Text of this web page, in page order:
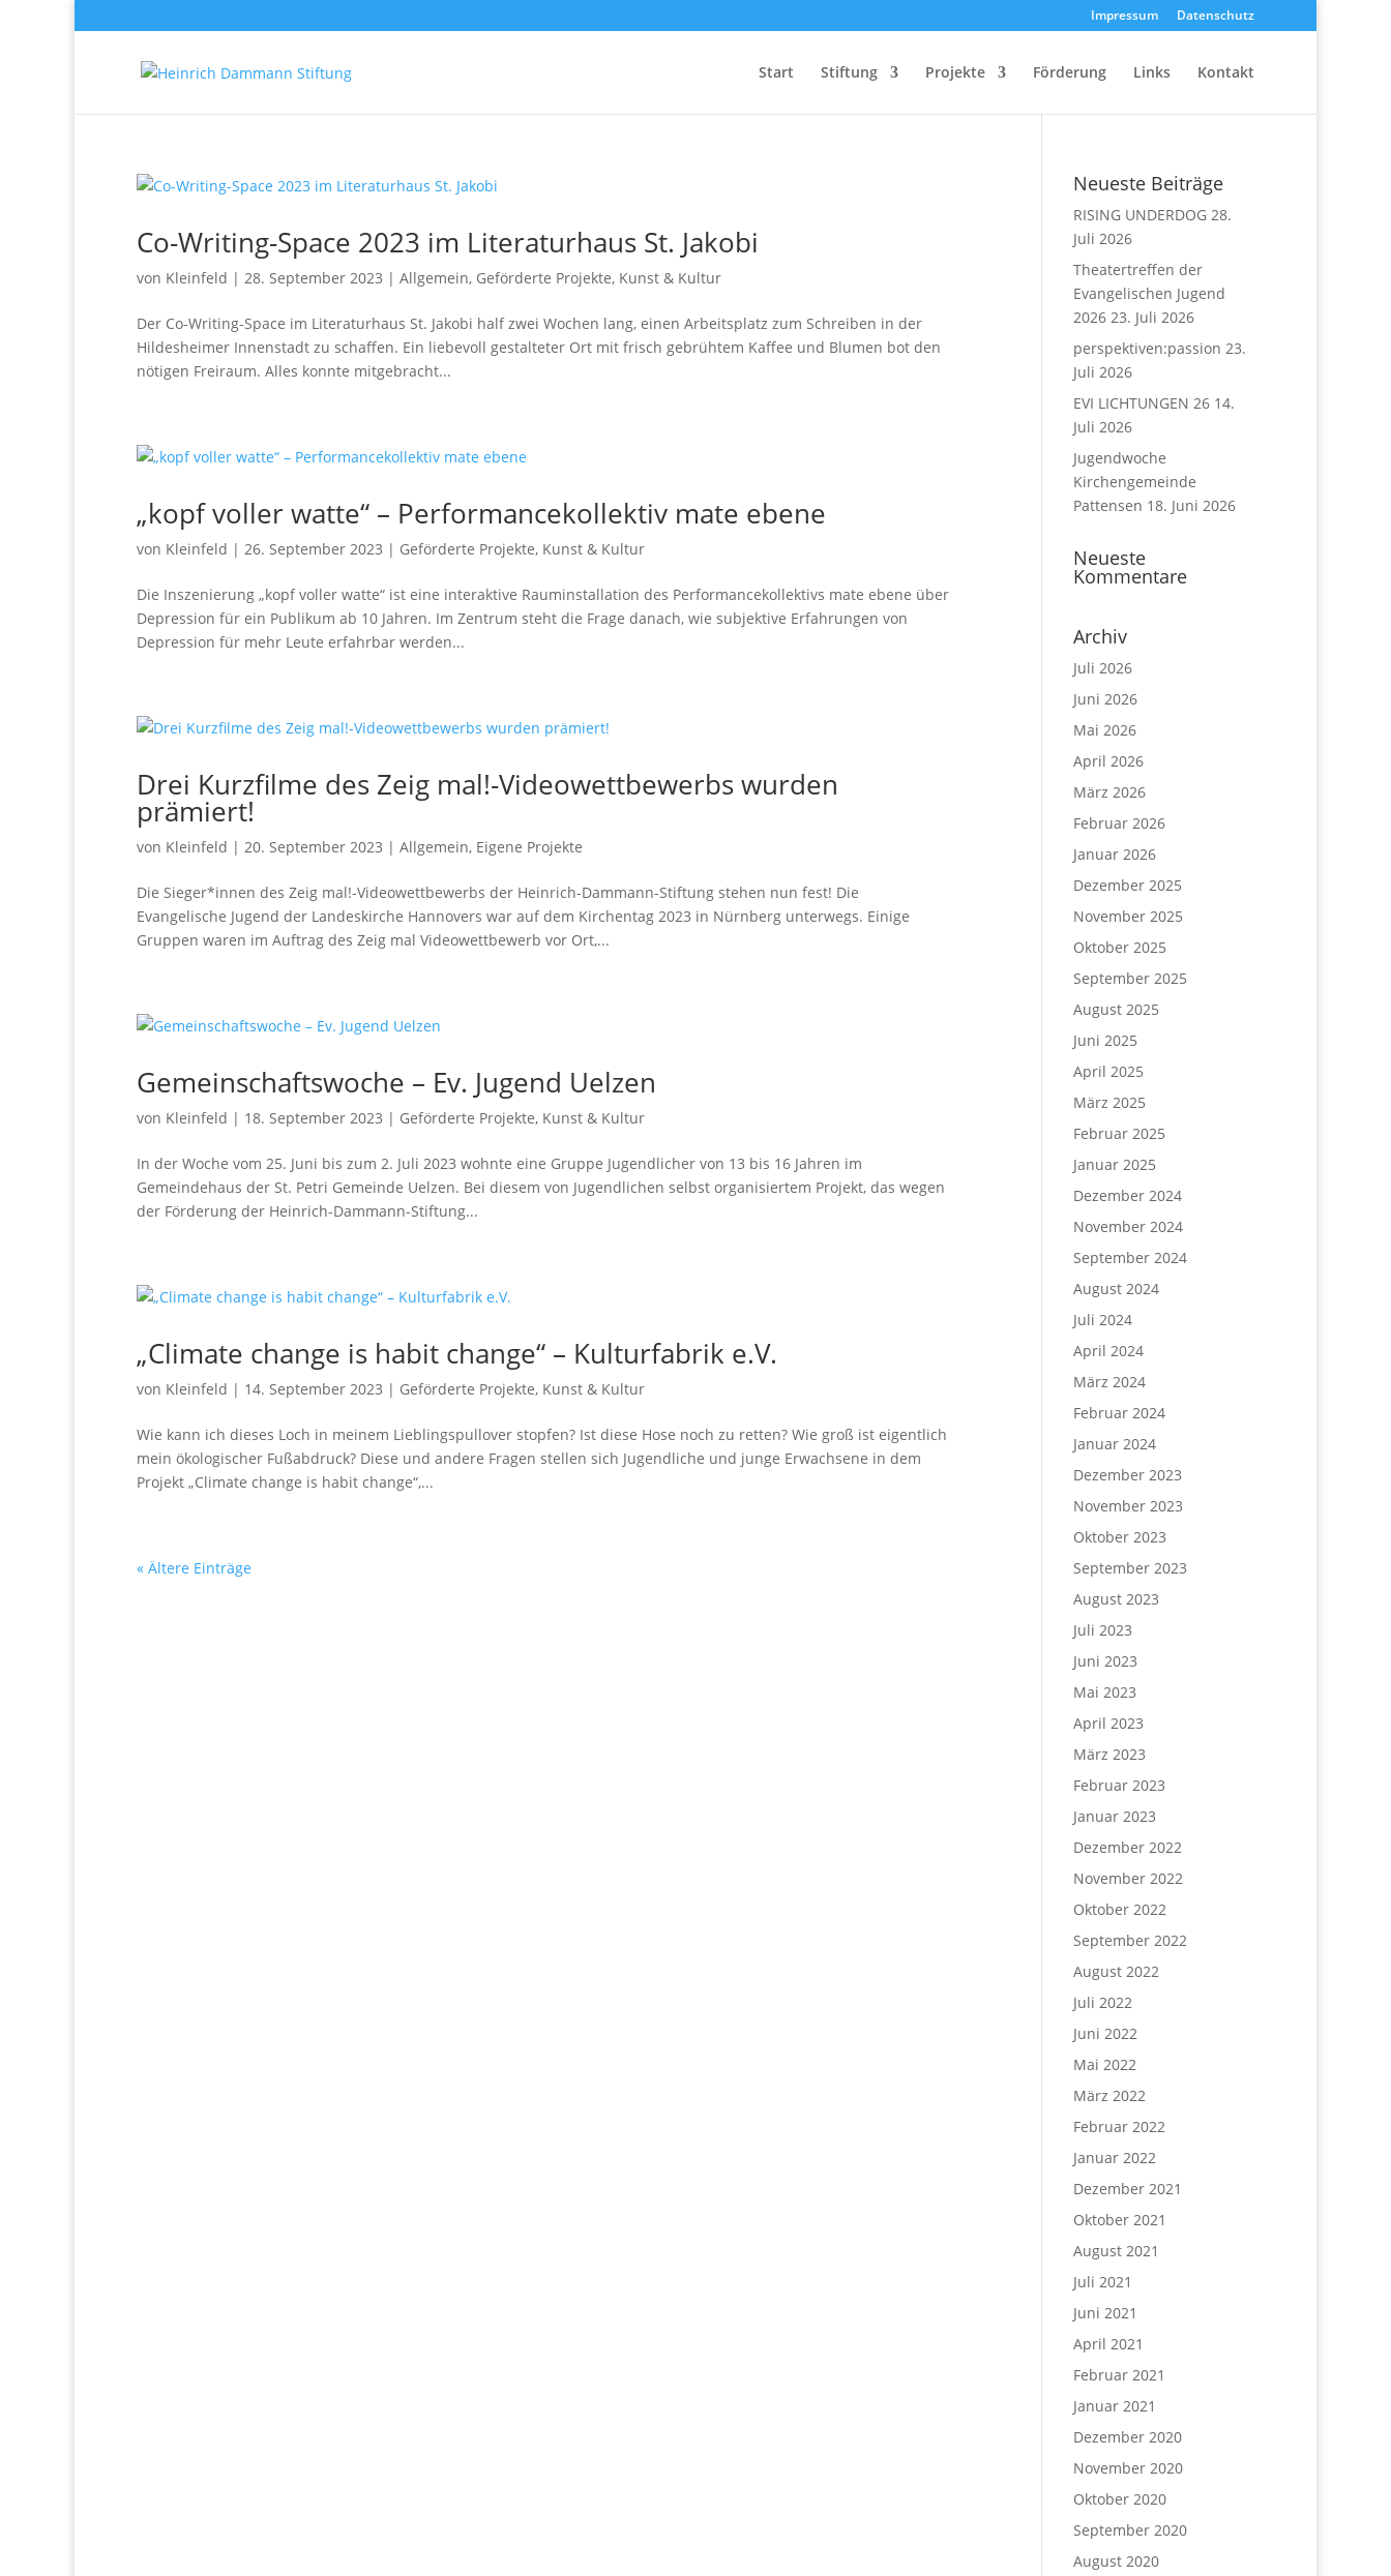
Impressum Datenschutz
Start Stiftung Projekte Förderung Links Kontakt
Co-Writing-Space 2023 im Literaturhaus St. Jakobi
von Kleinfeld | 28. September 2023 | Allgemein, Geförderte Projekte, Kunst & Kultur
Der Co-Writing-Space im Literaturhaus St. Jakobi half zwei Wochen lang, einen Arbeitsplatz zum Schreiben in der
Hildesheimer Innenstadt zu schaffen. Ein liebevoll gestalteter Ort mit frisch gebrühtem Kaffee und Blumen bot den
nötigen Freiraum. Alles konnte mitgebracht...
„kopf voller watte“ – Performancekollektiv mate ebene
von Kleinfeld | 26. September 2023 | Geförderte Projekte, Kunst & Kultur
Die Inszenierung „kopf voller watte“ ist eine interaktive Rauminstallation des Performancekollektivs mate ebene über
Depression für ein Publikum ab 10 Jahren. Im Zentrum steht die Frage danach, wie subjektive Erfahrungen von
Depression für mehr Leute erfahrbar werden...
Drei Kurzfilme des Zeig mal!-Videowettbewerbs wurden
prämiert!
von Kleinfeld | 20. September 2023 | Allgemein, Eigene Projekte
Die Sieger*innen des Zeig mal!-Videowettbewerbs der Heinrich-Dammann-Stiftung stehen nun fest! Die
Evangelische Jugend der Landeskirche Hannovers war auf dem Kirchentag 2023 in Nürnberg unterwegs. Einige
Gruppen waren im Auftrag des Zeig mal Videowettbewerb vor Ort,...
Gemeinschaftswoche – Ev. Jugend Uelzen
von Kleinfeld | 18. September 2023 | Geförderte Projekte, Kunst & Kultur
In der Woche vom 25. Juni bis zum 2. Juli 2023 wohnte eine Gruppe Jugendlicher von 13 bis 16 Jahren im
Gemeindehaus der St. Petri Gemeinde Uelzen. Bei diesem von Jugendlichen selbst organisiertem Projekt, das wegen
der Förderung der Heinrich-Dammann-Stiftung...
„Climate change is habit change“ – Kulturfabrik e.V.
von Kleinfeld | 14. September 2023 | Geförderte Projekte, Kunst & Kultur
Wie kann ich dieses Loch in meinem Lieblingspullover stopfen? Ist diese Hose noch zu retten? Wie groß ist eigentlich
mein ökologischer Fußabdruck? Diese und andere Fragen stellen sich Jugendliche und junge Erwachsene in dem
Projekt „Climate change is habit change“,...
« Ältere Einträge
Neueste Beiträge
RISING UNDERDOG 28.
Juli 2026
Theatertreffen der
Evangelischen Jugend
2026 23. Juli 2026
perspektiven:passion 23.
Juli 2026
EVI LICHTUNGEN 26 14.
Juli 2026
Jugendwoche
Kirchengemeinde
Pattensen 18. Juni 2026
Neueste
Kommentare
Archiv
Juli 2026
Juni 2026
Mai 2026
April 2026
März 2026
Februar 2026
Januar 2026
Dezember 2025
November 2025
Oktober 2025
September 2025
August 2025
Juni 2025
April 2025
März 2025
Februar 2025
Januar 2025
Dezember 2024
November 2024
September 2024
August 2024
Juli 2024
April 2024
März 2024
Februar 2024
Januar 2024
Dezember 2023
November 2023
Oktober 2023
September 2023
August 2023
Juli 2023
Juni 2023
Mai 2023
April 2023
März 2023
Februar 2023
Januar 2023
Dezember 2022
November 2022
Oktober 2022
September 2022
August 2022
Juli 2022
Juni 2022
Mai 2022
März 2022
Februar 2022
Januar 2022
Dezember 2021
Oktober 2021
August 2021
Juli 2021
Juni 2021
April 2021
Februar 2021
Januar 2021
Dezember 2020
November 2020
Oktober 2020
September 2020
August 2020